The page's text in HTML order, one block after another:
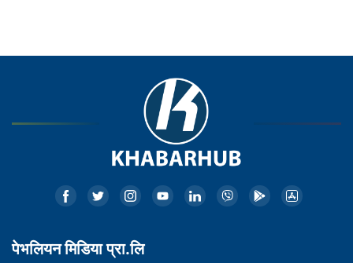
पेभलियन मिडिया प्रा.लि